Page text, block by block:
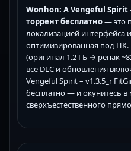
Wonhon: A Vengeful Spirit
торрент бесплатно— это
локализацией интерфейса
оптимизированная под ПК.
(оригинал 1.2 ГБ → репак
все DLC и обновления
Vengeful Spirit – v1.3.5_r
бесплатно — и окунитесь в
сверхъестественного